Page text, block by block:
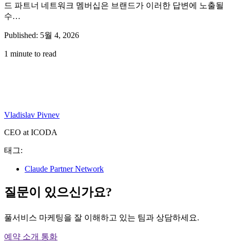
드 파트너 네트워크 멤버십은 브랜드가 이러한 답변에 노출될
수…
Published: 5월 4, 2026
1 minute to read
Vladislav Pivnev
CEO at ICODA
태그:
Claude Partner Network
질문이 있으신가요?
풀서비스 마케팅을 잘 이해하고 있는 팀과 상담하세요.
예약 소개 통화